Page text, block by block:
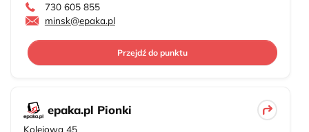
730 605 855
minsk@epaka.pl
Przejdź do punktu
epaka.pl Pionki
Kolejowa 45